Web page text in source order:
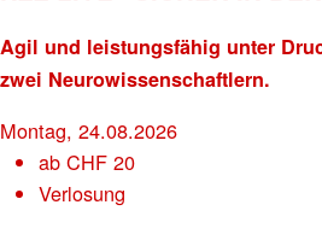
Agil und leistungsfähig unter
zwei Neurowissenschaftlern.
Montag, 24.08.2026
abCHF 20
Verlosung